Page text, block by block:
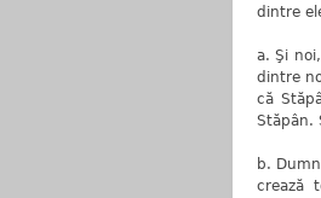
a. Şi
dintre
că
Stăpân.
b.
crează